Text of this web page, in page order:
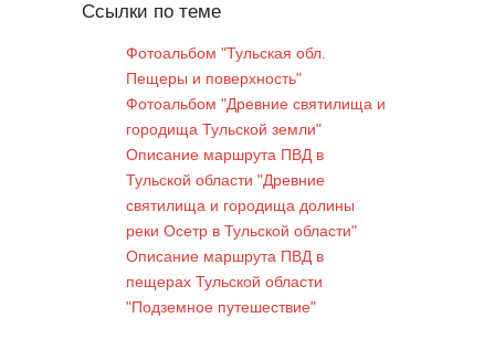
Ссылки по теме
Фотоальбом "Тульская обл.
Пещеры и поверхность"
Фотоальбом "Древние святилища и
городища Тульской земли"
Описание маршрута ПВД в
Тульской области "Древние
святилища и городища долины
реки Осетр в Тульской области"
Описание маршрута ПВД в
пещерах Тульской области
"Подземное путешествие"